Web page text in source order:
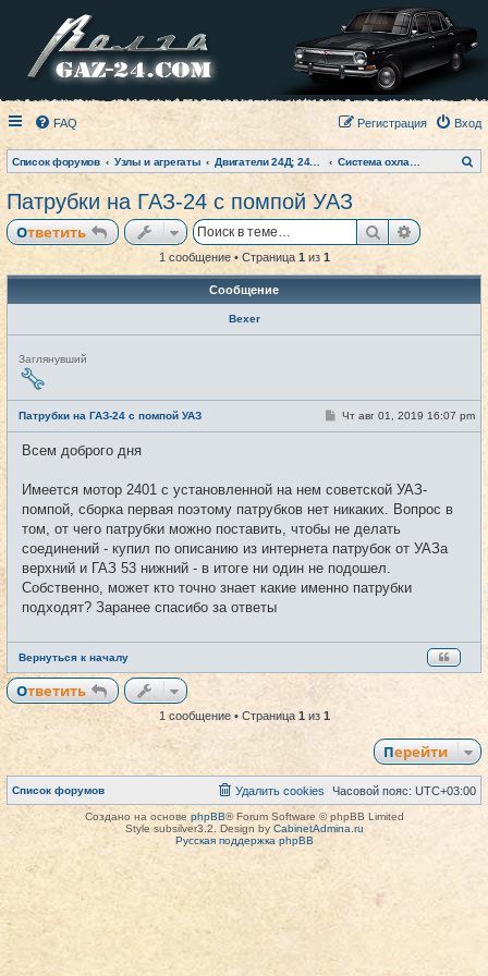
FAQ Вход
Регистрация
Список форумов Узлы и агрегаты Двигатели 24Д; 2401; 402 и модификации
о
Патрубки на ГАЗ-24 с помпой УАЗ
Ответить Поиск
1 сообщение • Страница 1из 1
Сообщение
Bexer
Н
е
в
т
и
Заглянувший
Патрубки на ГАЗ-24 с помпой УАЗ #1
С
н
и
Чт авг 01, 2019 16:07 pm
Всем доброго дня
Имеется мотор 2401 с установленной на нем советской УАЗ-
помпой, сборка первая поэтому патрубков нет никаких. Вопрос в
том, от чего патрубки можно поставить, чтобы не делать
соединений - купил по описанию из интернета патрубок от УАЗа
верхний и ГАЗ 53 нижний - в итоге ни один не подошел.
Собственно, может кто точно знает какие именно патрубки
подходят? Заранее спасибо за ответы
Вернуться к началу
Ответить
1 сообщение • Страница 1из 1
Перейти
Список форумов Часовой пояс: UTC+03:00
Удалить cookies
Создано на основе phpBB® Forum Software © phpBB Limited
Style subsilver3.2. Design by CabinetAdmina.ru
Русская поддержка phpBB